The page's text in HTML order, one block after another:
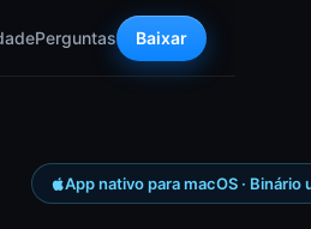
Perguntas Baixar
App nativo para macOS · Binário